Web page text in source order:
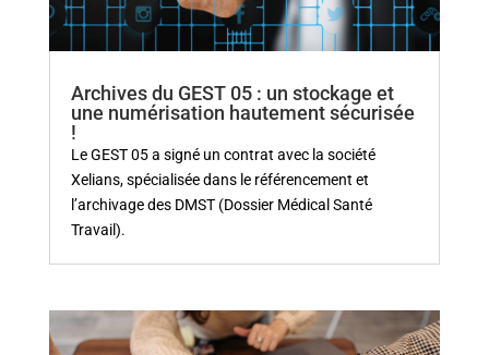
Archives du GEST 05 : un stockage et
une numérisation hautement sécurisée
!
Le GEST 05 a signé un contrat avec la société
Xelians, spécialisée dans le référencement et
l’archivage des DMST (Dossier Médical Santé
Travail).